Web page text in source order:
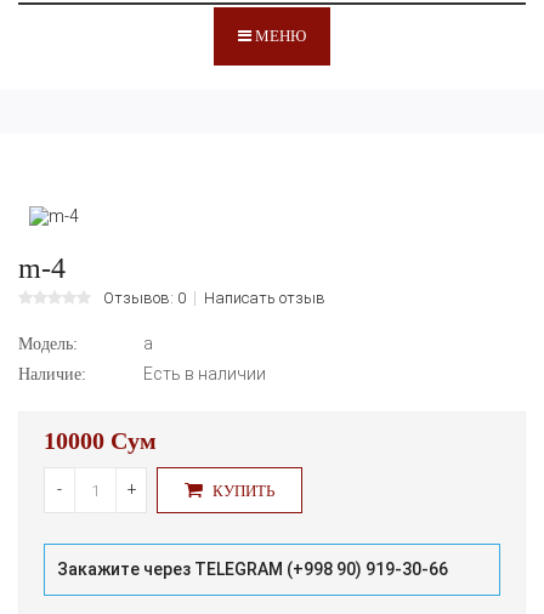
МЕНЮ
m-4
Отзывов: 0 Написать отзыв
Модель: а
Наличие: Есть в наличии
10000 Сум
- + КУПИТЬ
Закажите через TELEGRAM (+998 90) 919-30-66